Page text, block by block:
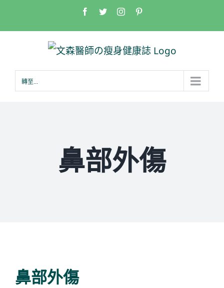
to
Facebook
TwitterInstagram
轉至...
鼻部外傷
Larger
鼻部外傷